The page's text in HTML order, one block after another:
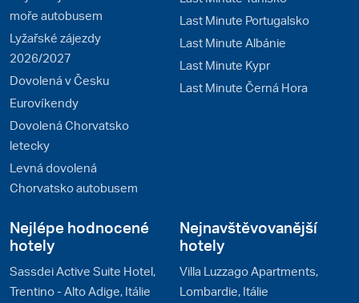
moře autobusem
Lyžařské zájezdy
2026/2027
Dovolená v Česku
Eurovíkendy
Dovolená Chorvatsko
letecky
Levná dovolená
Chorvatsko autobusem
Last Minute Portugalsko
Last Minute Albánie
Last Minute Kypr
Last Minute Černá Hora
Nejlépe hodnocené
hotely
Sassdei Active Suite Hotel,
Trentino - Alto Adige, Itálie
Nejnavštěvovanější
hotely
Villa Luzzago Apartments,
Lombardie, Itálie